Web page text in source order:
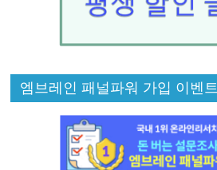
엠브레인 패널파워 가입 이벤트